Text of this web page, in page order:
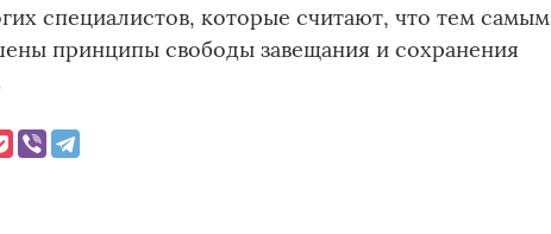
специалистов, которые считают, что тем самым
принципы свободы завещания и сохранения